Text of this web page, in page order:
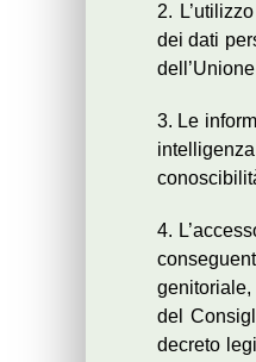
2.
dei dati
3. Le
4.
del
decreto